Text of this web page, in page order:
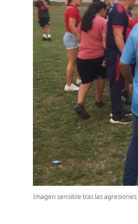
Imagen sensible tras las